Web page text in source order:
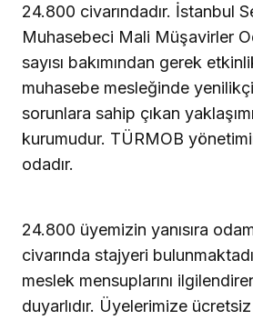
24.800 civarındadır. İstanbul
Muhasebeci Mali Müşavirler
sayısı bakımından gerek
muhasebe mesleğinde
sorunlara sahip çıkan
kurumudur. TÜRMOB
odadır.
24.800 üyemizin yanısıra
civarında stajyeri
meslek mensuplarını
duyarlıdır. Üyelerimize